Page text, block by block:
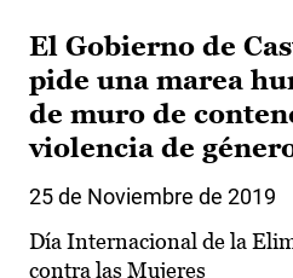
El Gobierno de
pide una marea
de muro de
violencia de
25 de Noviembre de 2019
Día Internacional de la
contra las Mujeres